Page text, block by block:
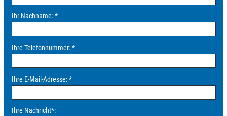
Ihr Nachname:*
Ihre Telefonnummer:*
Ihre E-Mail-Adresse:*
Ihre Nachricht*: